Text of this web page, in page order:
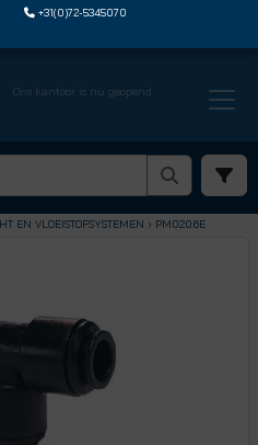
+31(0)72-5345070
Ons kantoor is nu geopend
EN VLOEISTOFSYSTEMEN › PM0206E